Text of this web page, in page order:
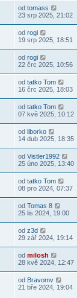
od tomass
23 srp 2025, 21:02
od rogi
19 srp 2025, 18:51
od rogi
22 črc 2025, 10:56
od tatko Tom
16 črc 2025, 18:03
od tatko Tom
07 kvě 2025, 10:12
od liborko
14 dub 2025, 18:35
od Vistler1992
25 úno 2025, 13:40
od tatko Tom
08 pro 2024, 07:37
od Tomas 8
25 lis 2024, 19:00
od z3d
29 zář 2024, 19:14
od milosh
28 kvě 2024, 12:47
od Bravomv
21 bře 2024, 19:04